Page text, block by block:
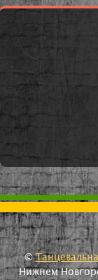
©
Нижнем